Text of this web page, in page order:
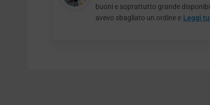
buoni e soprattutto grande
avevo sbagliato un ordine e Leggi